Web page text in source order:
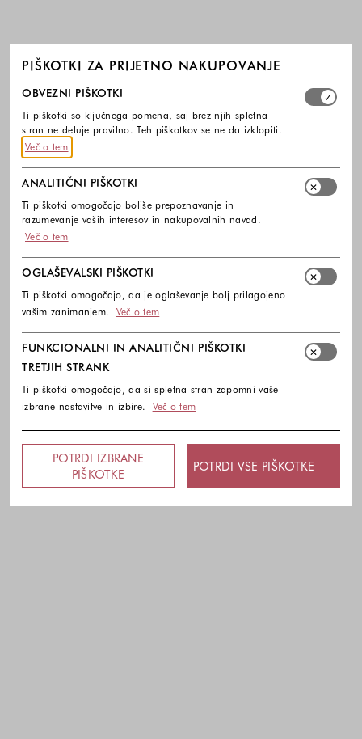
PIŠKOTKI ZA PRIJETNO NAKUPOVANJE
Izberite, katere skupine piškotkov dovolite. Obvezni
OBVEZNI PIŠKOTKI
Ti piškotki so ključnega pomena, saj brez njih spletna
stran ne deluje pravilno. Teh piškotkov se ne da izklopiti.
Več o tem
ANALITIČNI PIŠKOTKI
Ti piškotki omogočajo boljše prepoznavanje in
razumevanje vaših interesov in nakupovalnih navad.
Več o tem
OGLAŠEVALSKI PIŠKOTKI
Ti piškotki omogočajo, da je oglaševanje bolj prilagojeno
vašim zanimanjem.
Več o tem
FUNKCIONALNI IN ANALITIČNI PIŠKOTKI
TRETJIH STRANK
Ti piškotki omogočajo, da si spletna stran zapomni vaše
izbrane nastavitve in izbire.
Več o tem
POTRDI IZBRANE
PIŠKOTKE
POTRDI VSE PIŠKOTKE